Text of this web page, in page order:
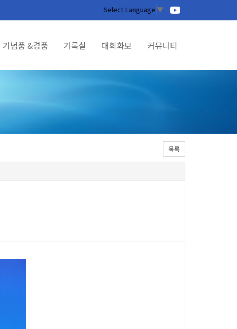
Select Language ▼
기념품 &경품 기록실 대회화보 커뮤니티
목록